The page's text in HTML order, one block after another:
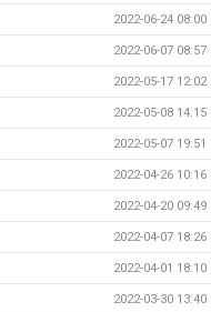
2022-06-24 08:00
2022-06-07 08:57
2022-05-17 12:02
2022-05-08 14:15
2022-05-07 19:51
2022-04-26 10:16
2022-04-20 09:49
2022-04-07 18:26
2022-04-01 18:10
2022-03-30 13:40